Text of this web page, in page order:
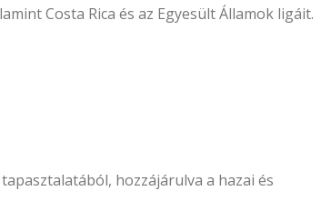
Costa Rica és az Egyesült Államok ligáit.
hozzájárulva a hazai és